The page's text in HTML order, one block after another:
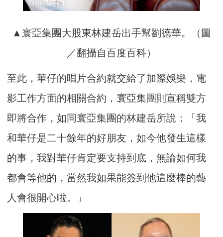
▲寰亞集團大股東林建岳出手幫劉德華。（圖
／翻攝自百度百科）
至此，華仔的唱片合約就交給了加際娛樂，電
影工作方面的相關合約，寰亞集團則宣稱雙方
即將合作，如同寰亞集團的林建岳所說；「我
和華仔是二十餘年的好朋友，如今他發生這樣
的事，我對華仔肯定要支持到底，無論如何我
都會等他的，當然我如果能簽到他這麼棒的藝
人會很開心啦。」